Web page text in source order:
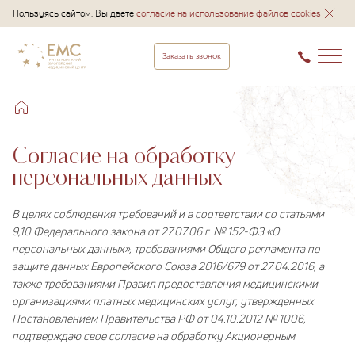
Пользуясь сайтом, Вы даетесогласие на использование файлов cookies
Заказать звонок
Согласие на обработку
персональных данных
В целях соблюдения требований и в соответствии со статьями
9,10 Федерального закона от 27.07.06 г. № 152-ФЗ «О
персональных данных», требованиями Общего регламента по
защите данных Европейского Союза 2016/679 от 27.04.2016, а
также требованиями Правил предоставления медицинскими
организациями платных медицинских услуг, утвержденных
Постановлением Правительства РФ от 04.10.2012 № 1006,
подтверждаю свое согласие на обработку Акционерным